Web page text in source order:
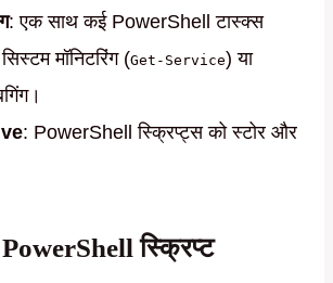
: एक साथ कई PowerShell टास्क्स
मॉनिटरिंग (Get-Service) या
: PowerShell स्क्रिप्ट्स को स्टोर और
स्क्रिप्ट